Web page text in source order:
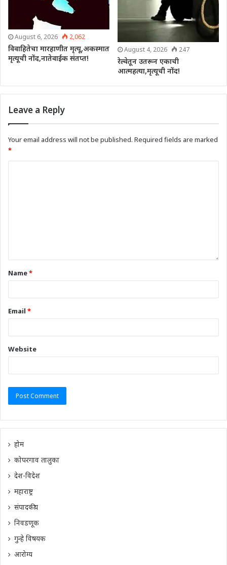
August 6, 2026 2,062
विवाहितेचा मारहाणीत मृत्यू,अकस्मात
मृत्यूची नोंद,नातेवाईक संतप्त!
August 4, 2026 247
रेल्वेतून उतरून एकाची
आत्महत्या,मृत्यूची नोंद!
Leave a Reply
Your email address will not be published. Required fields are marked
*
Name*
Email *
Website
होम
कोपरगाव तालुका
देश-विदेश
महाराष्ट्र
संपादकीय
निवडणूक
गुन्हे विषयक
आरोग्य